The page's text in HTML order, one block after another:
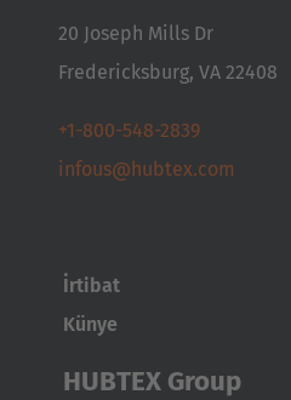
20 Joseph Mills Dr
Fredericksburg, VA 22408
+1-800-548-2839
infous@hubtex.com
İrtibat
Künye
HUBTEX Group